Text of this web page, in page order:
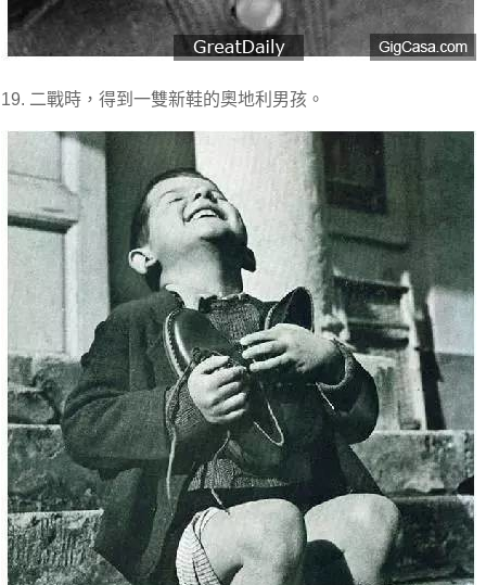
19. 二戰時，得到一雙新鞋的奧地利男孩。